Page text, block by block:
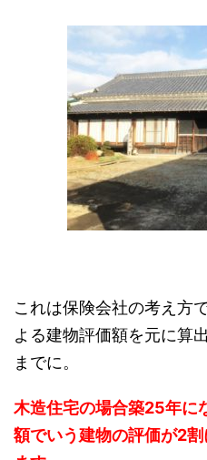
これは保険会社の考え方
よる建物評価額を元に算
までに。
木造住宅の場合築25年に
額でいう建物の評価が2